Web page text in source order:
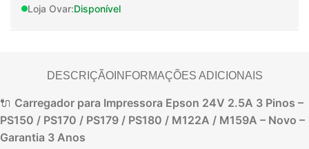
Loja Ovar:Disponível
DESCRIÇÃOINFORMAÇÕES ADICIONAIS
🔌 Carregador para Impressora Epson 24V 2.5A 3 Pinos –
PS150 / PS170 / PS179 / PS180 / M122A / M159A – Novo –
Garantia 3 Anos